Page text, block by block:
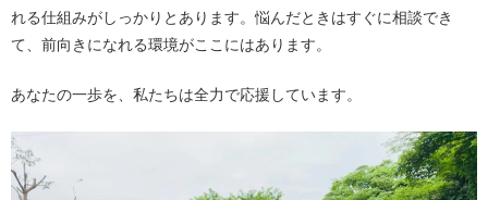
れる仕組みがしっかりとあります。悩んだときはすぐに相談でき
て、前向きになれる環境がここにはあります。
あなたの一歩を、私たちは全力で応援しています。